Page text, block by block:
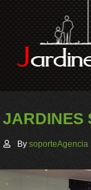
JARDINES
By soporteAgencia